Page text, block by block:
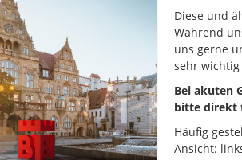
Diese und
Während
uns gerne
sehr wichtig
Bei akuten
bitte direkt
Häufig
Ansicht: